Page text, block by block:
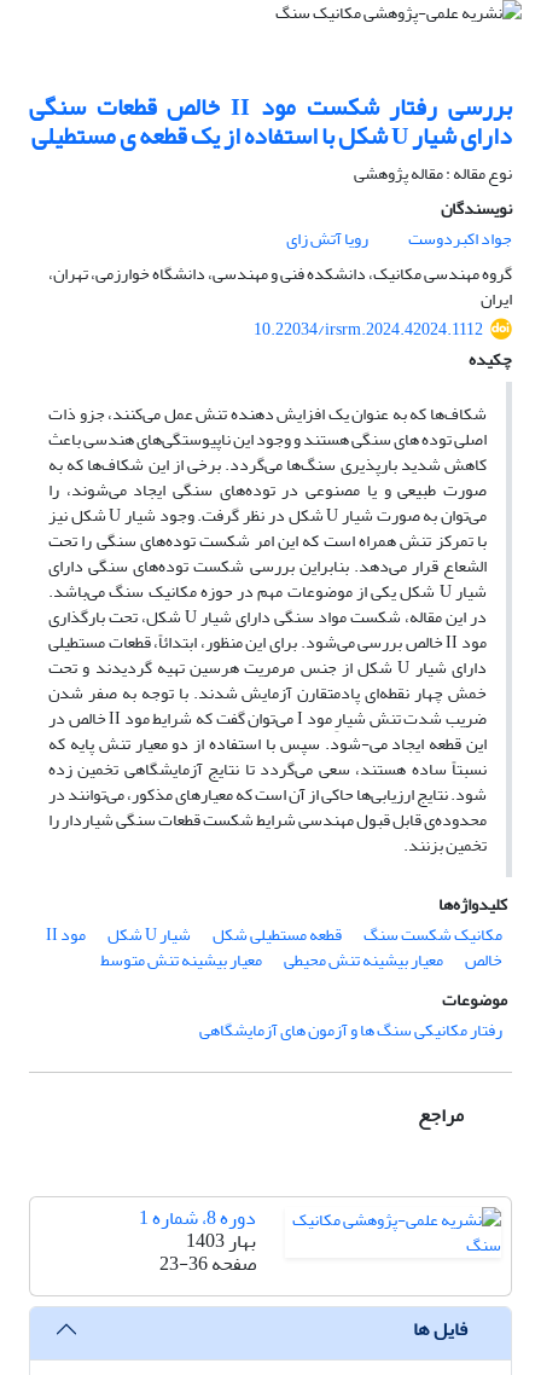
بررسی رفتار شکست مود II خالص قطعات سنگی
دارای شیار U شکل با استفاده از یک قطعه ی مستطیلی
نوع مقاله : مقاله پژوهشی
نویسندگان
جواد اکبردوست
رویا آتش زای
گروه مهندسی مکانیک، دانشکده فنی و مهندسی، دانشگاه خوارزمی، تهران،
ایران
10.22034/irsrm.2024.42024.1112
چکیده
شکاف‌ها که به عنوان یک افزایش دهنده تنش عمل می‌کنند، جزو ذات
اصلی توده های سنگی هستند و وجود این ناپیوستگی‌های هندسی باعث
کاهش شدید بارپذیری سنگ‌ها می‌گردد. برخی از این شکاف‌ها که به
صورت طبیعی و یا مصنوعی در توده‌های سنگی ایجاد می‌شوند، را
می‌توان به صورت شیار U شکل در نظر گرفت. وجود شیار U شکل نیز
با تمرکز تنش همراه است که این امر شکست توده‌های سنگی را تحت
الشعاع قرار می‌دهد. بنابراین بررسی شکست توده‌های سنگی دارای
شیار U شکل یکی از موضوعات مهم در حوزه مکانیک سنگ می‌باشد.
در این مقاله، شکست مواد سنگی دارای شیار U شکل، تحت بارگذاری
مود II خالص بررسی می‌شود. برای این منظور، ابتدائاً، قطعات مستطیلی
دارای شیار U شکل از جنس مرمریت هرسین تهیه گردیدند و تحت
خمش چهار نقطه‌ای پادمتقارن آزمایش شدند. با توجه به صفر شدن
ضریب شدت تنش شیارِ مود I می‌توان گفت که شرایط مود II خالص در
این قطعه ایجاد می-شود. سپس با استفاده از دو معیار تنش پایه که
نسبتاً ساده هستند، سعی می‌گردد تا نتایج آزمایشگاهی تخمین زده
شود. نتایج ارزیابی‌‌ها حاکی از آن است که معیارهای مذکور، می‌توانند در
محدوده‌ی قابل قبول مهندسی شرایط شکست قطعات سنگی شیاردار را
تخمین بزنند.
کلیدواژه‌ها
مکانیک شکست سنگ
قطعه مستطیلی شکل شیار U شکل مود II
خالص معیار بیشینه تنش محیطی
معیار بیشینه تنش متوسط
موضوعات
رفتار مکانیکی سنگ ها و آزمون های آزمایشگاهی
مراجع
دوره 8، شماره 1
بهار 1403
صفحه23-36
فایل ها